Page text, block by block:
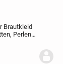
Brautkleid
Perlen,
und